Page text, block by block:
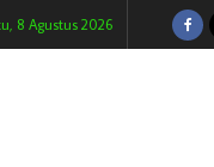
8 Agustus 2026